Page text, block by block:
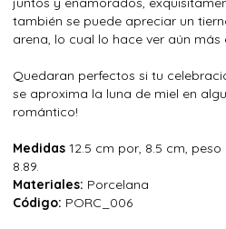
también se puede apreciar un
arena, lo cual lo hace ver aún más
Quedaran perfectos si tu
se aproxima la luna de miel en
romántico!
Medidas 12.5 cm por, 8.5 cm,
8.89.
Materiales: Porcelana
Código: PORC_006